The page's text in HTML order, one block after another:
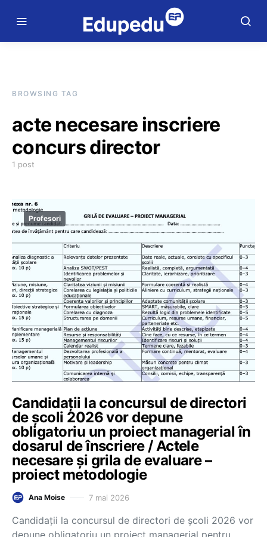
BROWSING TAG
acte necesare inscriere
concurs director
1 post
Profesori
Candidații la concursul de directori
de școli 2026 vor depune
obligatoriu un proiect managerial în
dosarul de înscriere / Actele
necesare și grila de evaluare –
proiect metodologie
Ana Moise 7 mai 2026
Candidații la concursul de directori de școli 2026 vor
depune obligatoriu un proiect managerial pentru